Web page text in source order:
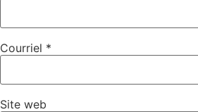
Courriel *
Site web